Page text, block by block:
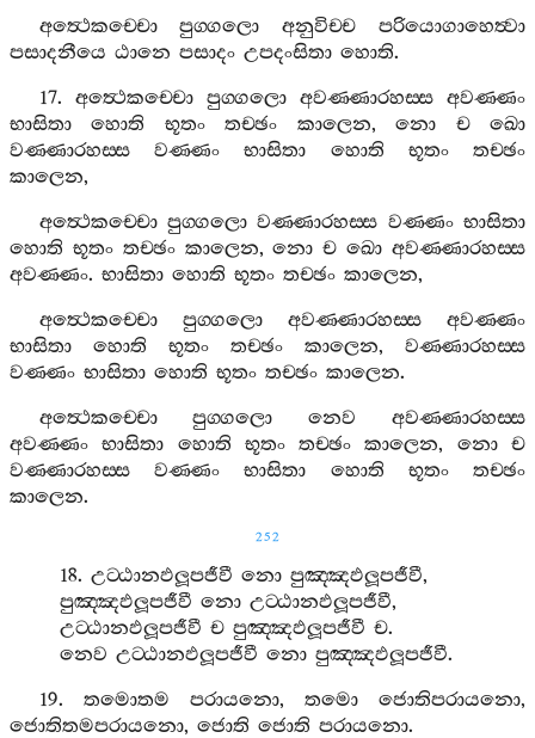
අත්‍ථෙකච‍්චො
පුග‍්ගලො අනුවිච‍්ච
පරියොගාහෙත්‍වා
පසාදනීයෙ ඨානෙ පසාදං උපදංසිතා හොති.
17. අත්‍ථෙකච‍්චො පුග‍්ගලො අවණ‍්ණාරහස‍්ස අවණ‍්ණං
භාසිතා
හොති භූතං තච‍්ඡං කාලෙන,නො ච
ඛො
වණ‍්ණාරහස‍්ස
වණ‍්ණං භාසිතා හොති භූතං
තච‍්ඡං
කාලෙන,
අත්‍ථෙකච‍්චො පුග‍්ගලො වණ‍්ණාරහස‍්ස වණ‍්ණං භාසිතා
හොති භූතං තච‍්ඡං කාලෙන,නො ච ඛො අවණ‍්ණාරහස‍්ස
අවණ‍්ණං. භාසිතා හොති භූතං තච‍්ඡං කාලෙන,
අත්‍ථෙකච‍්චො
පුග‍්ගලො අවණ‍්ණාරහස‍්ස
අවණ‍්ණං
භාසිතා
හොති භූතං තච‍්ඡං කාලෙන, වණ‍්ණාරහස‍්ස
වණ‍්ණං භාසිතා හොති භූතං තච‍්ඡං කාලෙන.
අත්‍ථෙකච‍්චො
පුග‍්ගලො නෙව
අවණ‍්ණාරහස‍්ස
අවණ‍්ණං භාසිතා හොති භූතං තච‍්ඡං කාලෙන, නො ච
වණ‍්ණාරහස‍්ස
වණ‍්ණං භාසිතා හොති භූතං
තච‍්ඡං
කාලෙන.
252
18.උට‍්ඨානඵලූපජීවී නො පුඤ‍්ඤඵලූපජීවී,
පුඤ‍්ඤඵලූපජීවී නො උට‍්ඨානඵලූපජීවී,
උට‍්ඨානඵලූපජීවී ච පුඤ‍්ඤඵලූපජීවී ච.
නෙව උට‍්ඨානඵලූපජීවී නො පුඤ‍්ඤඵලූපජීවී.
19. තමොතම පරායනො, තමො ජොතිපරායනො,
ජොතිතමපරායනො, ජොති ජොති පරායනො.